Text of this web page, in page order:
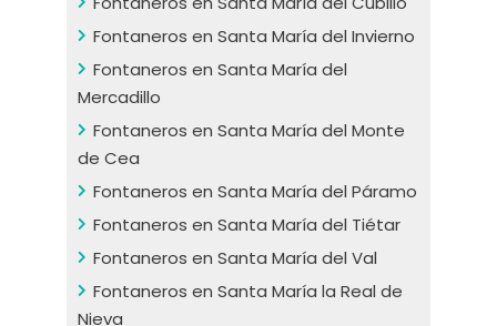
Fontaneros en Santa María del Invierno
Fontaneros en Santa María del
Mercadillo
Fontaneros en Santa María del Monte
de Cea
Fontaneros en Santa María del Páramo
Fontaneros en Santa María del Tiétar
Fontaneros en Santa María del Val
Fontaneros en Santa María la Real de
Nieva